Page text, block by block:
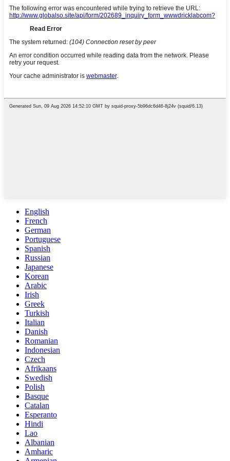
English
French
German
Portuguese
Spanish
Russian
Japanese
Korean
Arabic
Irish
Greek
Turkish
Italian
Danish
Romanian
Indonesian
Czech
Afrikaans
Swedish
Polish
Basque
Catalan
Esperanto
Hindi
Lao
Albanian
Amharic